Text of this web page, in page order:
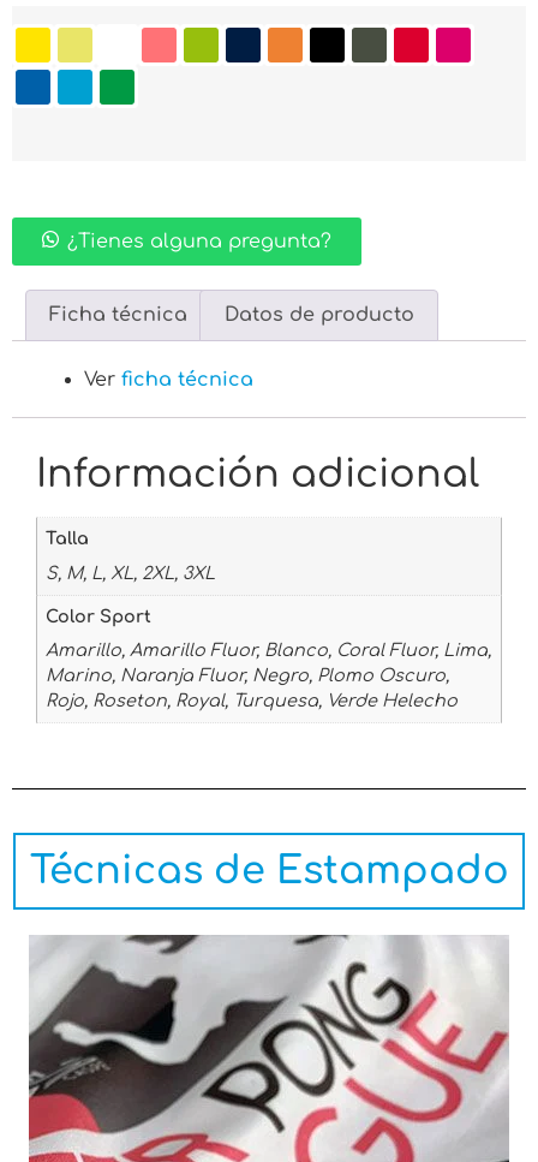
¿Tienes alguna pregunta?
Ficha técnica Datos de producto
Ver ficha técnica
Información adicional
Talla
S, M, L, XL, 2XL, 3XL
Color Sport
Amarillo, Amarillo Fluor, Blanco, Coral Fluor, Lima,
Marino, Naranja Fluor, Negro, Plomo Oscuro,
Rojo, Roseton, Royal, Turquesa, Verde Helecho
Técnicas de Estampado